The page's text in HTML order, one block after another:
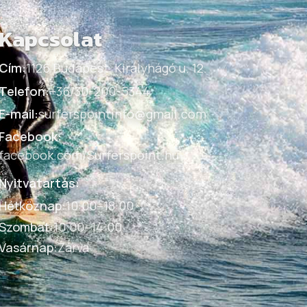
1126 Budapest, Királyhágó u. 12.
+36/30-200-5344
mail:surferspointinfo@gmail.com
Surferspoint.hu
:10:00–18:00
:10:00–14:00
:Zárva